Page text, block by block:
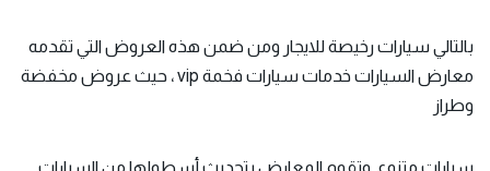
بالتالي سيارات رخيصة للايجار ومن ضمن هذه العروض التي تقدمه
معارض السيارات خدمات سيارات فخمة vip ، حيث عروض مخفضة
وطراز